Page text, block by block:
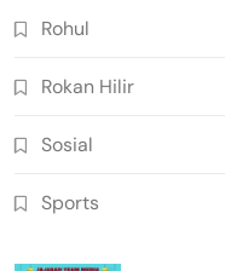
Rohul
Rokan Hilir
Sosial
Sports